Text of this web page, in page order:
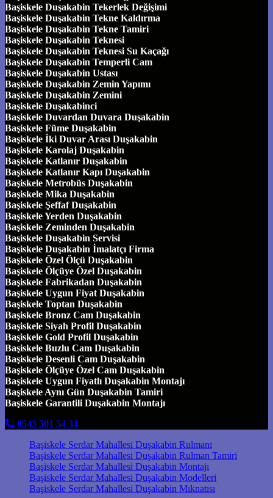
Başiskele Duşakabin Tekerlek Değişimi
Başiskele Duşakabin Tekne Kaldırma
Başiskele Duşakabin Tekne Tamiri
Başiskele Duşakabin Teknesi
Başiskele Duşakabin Teknesi Su Kaçağı
Başiskele Duşakabin Temperli Cam
Başiskele Duşakabin Ustası
Başiskele Duşakabin Zemin Yapımı
Başiskele Duşakabin Zemini
Başiskele Duşakabinci
Başiskele Duvardan Duvara Duşakabin
Başiskele Füme Duşakabin
Başiskele İki Duvar Arası Duşakabin
Başiskele Karolaj Duşakabin
Başiskele Katlanır Duşakabin
Başiskele Katlanır Kapı Duşakabin
Başiskele Metrobüs Duşakabin
Başiskele Mika Duşakabin
Başiskele Şeffaf Duşakabin
Başiskele Yerden Duşakabin
Başiskele Zeminden Duşakabin
Başiskele Duşakabin Servisi
Başiskele Duşakabin İmalatçı Firma
Başiskele Özel Ölçü Duşakabin
Başiskele Ölçüye Özel Duşakabin
Başiskele Fabrikadan Duşakabin
Başiskele Uygun Fiyat Duşakabin
Başiskele Toptan Duşakabin
Başiskele Bronz Cam Duşakabin
Başiskele Siyah Profil Duşakabin
Başiskele Gold Profil Duşakabin
Başiskele Buzlu Cam Duşakabin
Başiskele Desenli Cam Duşakabin
Başiskele Ölçüye Özel Cam Duşakabin
Başiskele Uygun Fiyatlı Duşakabin Montajı
Başiskele Aynı Gün Duşakabin Tamiri
Başiskele Garantili Duşakabin Montajı
0543 501 54 34
Başiskele Serdar Mahallesi Duşakabin Rulmanı
Başiskele Serdar Mahallesi Duşakabin Rulman Tamiri
Başiskele Serdar Mahallesi Duşakabin Montajı
Başiskele Serdar Mahallesi Duşakabin Modelleri
Başiskele Serdar Mahallesi Duşakabin Mıknatısı